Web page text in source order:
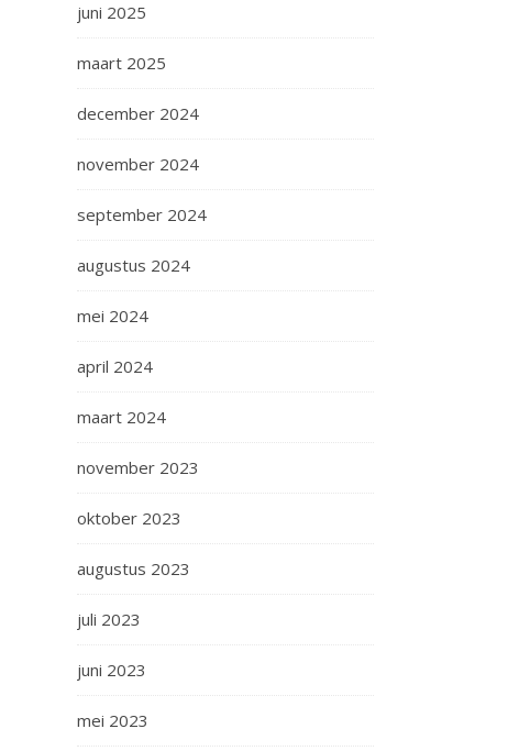
juni 2025
maart 2025
december 2024
november 2024
september 2024
augustus 2024
mei 2024
april 2024
maart 2024
november 2023
oktober 2023
augustus 2023
juli 2023
juni 2023
mei 2023